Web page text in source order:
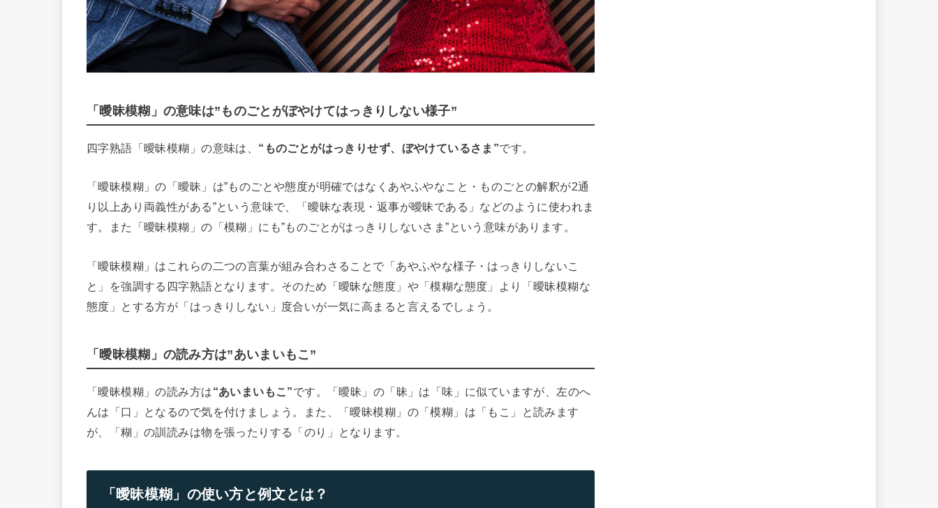
「曖昧模糊」の意味は”ものごとがぼやけてはっきりしない様子”
四字熟語「曖昧模糊」の意味は、 “ものごとがはっきりせず、ぼやけているさま”です。
「曖昧模糊」の「曖昧」は”ものごとや態度が明確ではなくあやふやなこと・ものごとの解釈が2通
り以上あり両義性がある”という意味で、「曖昧な表現・返事が曖昧である」などのように使われま
す。また「曖昧模糊」の「模糊」にも”ものごとがはっきりしないさま”という意味があります。
「曖昧模糊」はこれらの二つの言葉が組み合わさることで「あやふやな様子・はっきりしないこ
と」を強調する四字熟語となります。そのため「曖昧な態度」や「模糊な態度」より「曖昧模糊な
態度」とする方が「はっきりしない」度合いが一気に高まると言えるでしょう。
「曖昧模糊」の読み方は”あいまいもこ”
「曖昧模糊」の読み方は“あいまいもこ”です。「曖昧」の「昧」は「味」に似ていますが、左のへ
んは「口」となるので気を付けましょう。また、「曖昧模糊」の「模糊」は「もこ」と読みます
が、「糊」の訓読みは物を張ったりする「のり」となります。
「曖昧模糊」の使い方と例文とは？